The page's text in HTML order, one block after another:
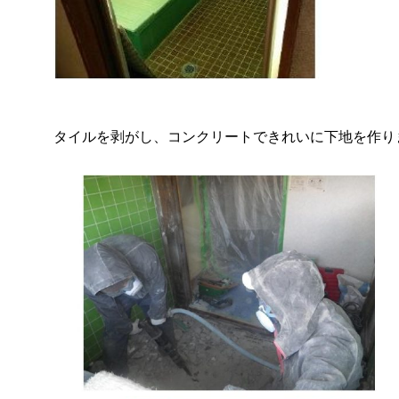
タイルを剥がし、コンクリートできれいに下地を作